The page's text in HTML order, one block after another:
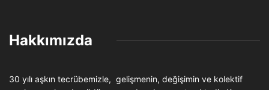
Hakkımızda
30 yılı aşkın tecrübemizle, gelişmenin, değişimin ve kolektif